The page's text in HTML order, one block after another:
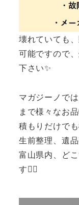
壊れていても
可能ですので
下さい✨
マガジーノで
まで様々なお
積もりだけでも
生前整理、遺
富山県内、ど
す🙆‍♂️